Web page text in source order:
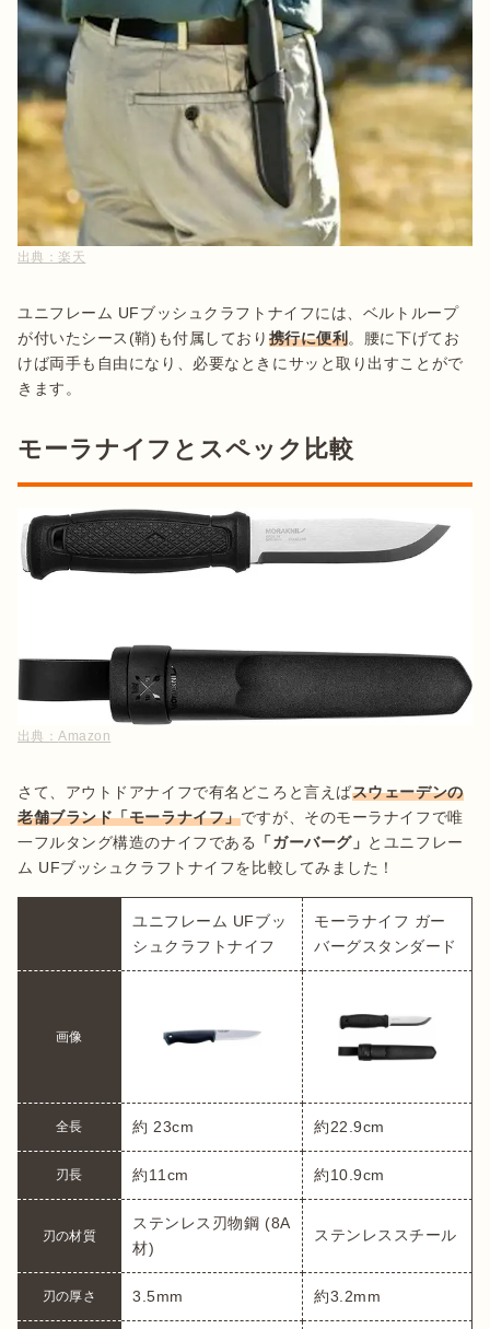
出典： 楽天
ユニフレーム UFブッシュクラフトナイフには、ベルトループ
が付いたシース(鞘)も付属しており 携行に便利。腰に下げてお
けば両手も自由になり、必要なときにサッと取り出すことがで
きます。
モーラナイフとスペック比較
出典：Amazon
さて、アウトドアナイフで有名どころと言えばスウェーデンの
老舗ブランド「モーラナイフ」ですが、そのモーラナイフで唯
一フルタング構造のナイフである
「ガーバーグ」 とユニフレー
ム UFブッシュクラフトナイフを比較してみました！
ユニフレーム UFブッ
シュクラフトナイフ
モーラナイフ ガー
バーグスタンダード
画像
全長 約 23cm 約22.9cm
刃長 約11cm 約10.9cm
刃の材質
ステンレス刃物鋼 (8A
材)
ステンレススチール
刃の厚さ 3.5mm 約3.2mm